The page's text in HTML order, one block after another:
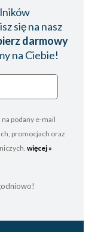
Expressa 95
99
się na nasz
darmowy
na Ciebie!
podany e-mail
promocjach oraz
więcej »